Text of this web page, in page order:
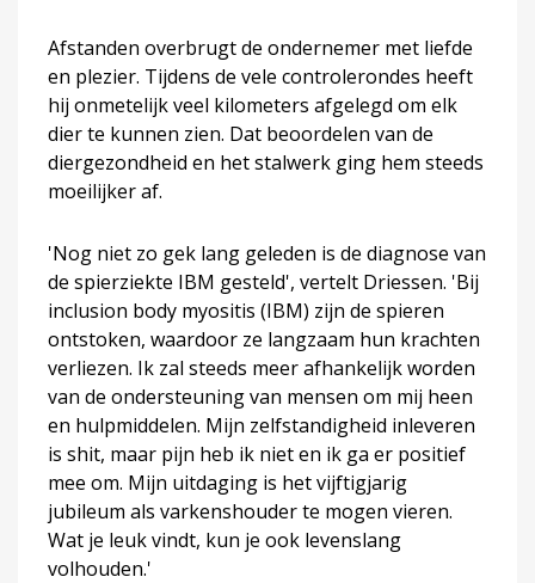
Afstanden overbrugt de ondernemer met liefde
en plezier. Tijdens de vele controlerondes heeft
hij onmetelijk veel kilometers afgelegd om elk
dier te kunnen zien. Dat beoordelen van de
diergezondheid en het stalwerk ging hem steeds
moeilijker af.
'Nog niet zo gek lang geleden is de diagnose van
de spierziekte IBM gesteld', vertelt Driessen. 'Bij
inclusion body myositis (IBM) zijn de spieren
ontstoken, waardoor ze langzaam hun krachten
verliezen. Ik zal steeds meer afhankelijk worden
van de ondersteuning van mensen om mij heen
en hulpmiddelen. Mijn zelfstandigheid inleveren
is shit, maar pijn heb ik niet en ik ga er positief
mee om. Mijn uitdaging is het vijftigjarig
jubileum als varkenshouder te mogen vieren.
Wat je leuk vindt, kun je ook levenslang
volhouden.'